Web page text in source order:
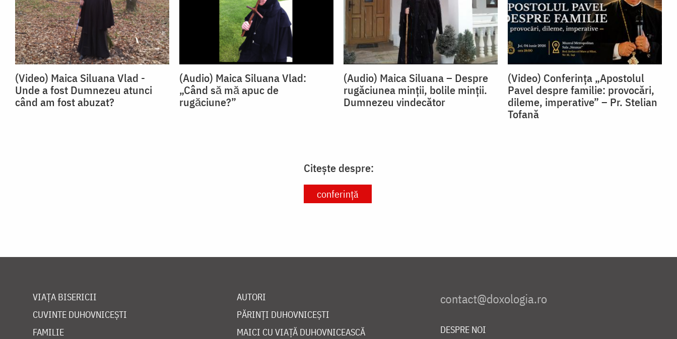
(Video) Maica Siluana Vlad -
Unde a fost Dumnezeu atunci
când am fost abuzat?
(Audio) Maica Siluana Vlad:
„Când să mă apuc de
rugăciune?”
(Audio) Maica Siluana – Despre
rugăciunea minții, bolile minții.
Dumnezeu vindecător
(Video) Conferința „Apostolul
Pavel despre familie: provocări,
dileme, imperative” – Pr. Stelian
Tofană
Citește despre:
conferință
VIAȚA BISERICII
CUVINTE DUHOVNICEȘTI
FAMILIE
AUTORI
PĂRINȚI DUHOVNICEȘTI
MAICI CU VIAȚĂ DUHOVNICEASCĂ
DESPRE NOI